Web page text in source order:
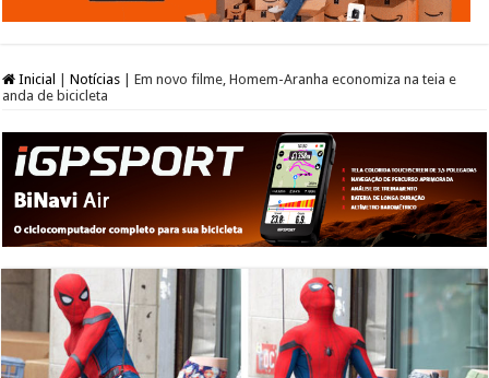
Inicial Notícias
Em novo filme, Homem-Aranha economiza na teia e
anda de bicicleta